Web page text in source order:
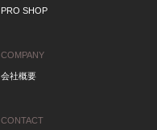
PRO SHOP
COMPANY
会社概要
CONTACT